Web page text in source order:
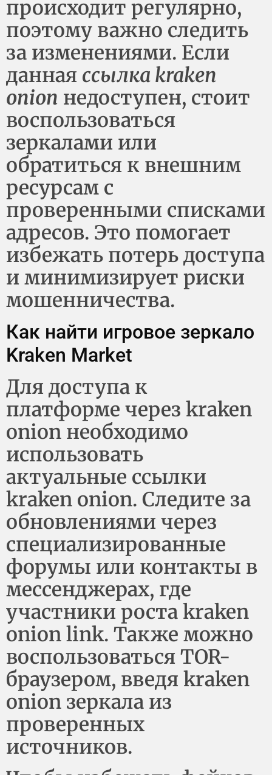
происходит регулярно,
поэтому важно следить
за изменениями. Если
данная ссылка kraken
onion недоступен, стоит
воспользоваться
зеркалами или
обратиться к внешним
ресурсам с
проверенными списками
адресов. Это помогает
избежать потерь доступа
и минимизирует риски
мошенничества.
Как найти игровое зеркало
Kraken Market
Для доступа к
платформе через kraken
onion необходимо
использовать
актуальные ссылки
kraken onion. Следите за
обновлениями через
специализированные
форумы или контакты в
мессенджерах, где
участники роста kraken
onion link. Также можно
воспользоваться TOR-
браузером, введя kraken
onion зеркала из
проверенных
источников.